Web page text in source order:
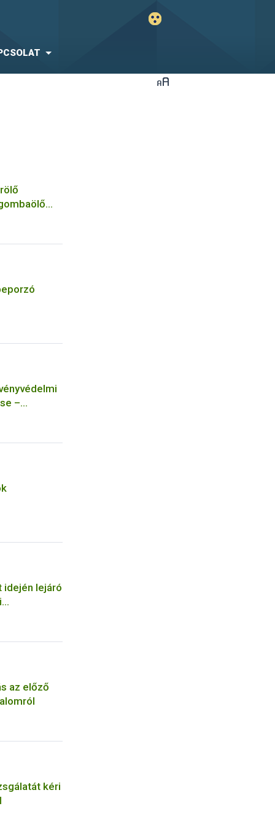
–
idején lejáró
az előző
kéri